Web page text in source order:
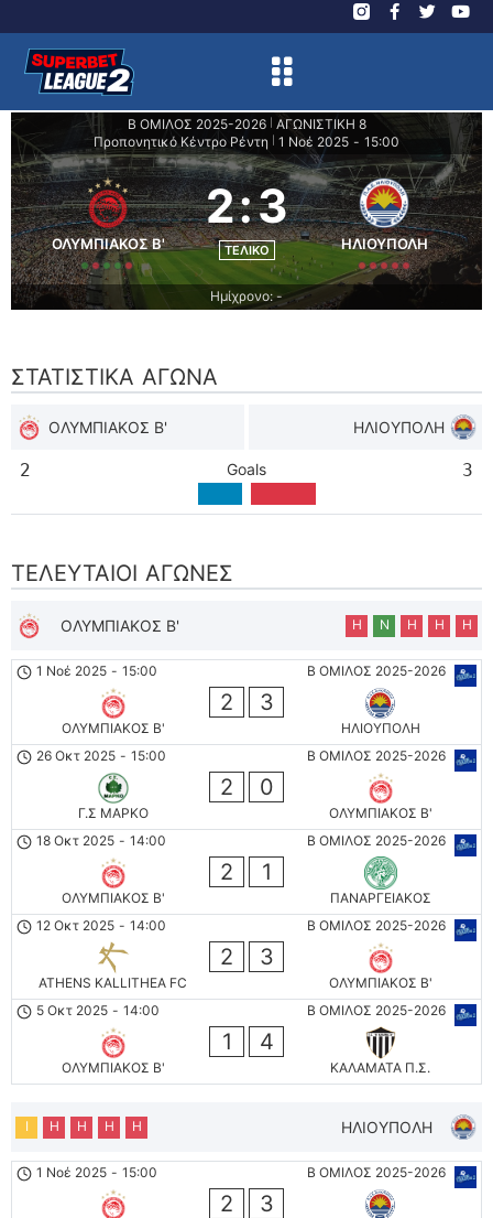
Β ΟΜΙΛΟΣ 2025-2026
ΑΓΩΝΙΣΤΙΚΗ 8
Προπονητικό Κέντρο Ρέντη
1 Νοέ 2025 - 15:00
ΟΛΥΜΠΙΑΚΟΣ Β'
2:3
ΤΕΛΙΚΌ ΗΛΙΟΥΠΟΛΗ
Ημίχρονο: -
ΣΤΑΤΙΣΤΙΚΆ ΑΓΏΝΑ
ΟΛΥΜΠΙΑΚΟΣ Β' ΗΛΙΟΥΠΟΛΗ
2 Goals 3
ΤΕΛΕΥΤΑΊΟΙ ΑΓΏΝΕΣ
ΟΛΥΜΠΙΑΚΟΣ Β' Η Ν Η Η Η
Β ΟΜΙΛΟΣ 2025-2026
1 Νοέ 2025 - 15:00
ΟΛΥΜΠΙΑΚΟΣ Β'
2 3
ΗΛΙΟΥΠΟΛΗ
Β ΟΜΙΛΟΣ 2025-2026
26 Οκτ 2025 - 15:00
Γ.Σ ΜΑΡΚΟ
2 0
ΟΛΥΜΠΙΑΚΟΣ Β'
Β ΟΜΙΛΟΣ 2025-2026
18 Οκτ 2025 - 14:00
ΟΛΥΜΠΙΑΚΟΣ Β'
2 1
ΠΑΝΑΡΓΕΙΑΚΟΣ
Β ΟΜΙΛΟΣ 2025-2026
12 Οκτ 2025 - 14:00
ATHENS KALLITHEA FC
2 3
ΟΛΥΜΠΙΑΚΟΣ Β'
Β ΟΜΙΛΟΣ 2025-2026
5 Οκτ 2025 - 14:00
ΟΛΥΜΠΙΑΚΟΣ Β'
1 4
ΚΑΛΑΜΑΤΑ Π.Σ.
ΗΛΙΟΥΠΟΛΗ
Ι Η Η Η Η
Β ΟΜΙΛΟΣ 2025-2026
1 Νοέ 2025 - 15:00
2 3